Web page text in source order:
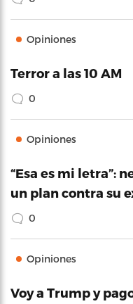
Opiniones
Terror a las 10 AM
0
Opiniones
“Esa es mi letra”:
un plan contra su
0
Opiniones
Voy a Trump y